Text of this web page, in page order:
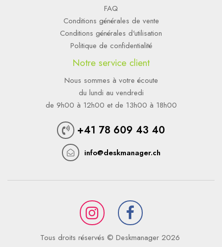
FAQ
Conditions générales de vente
Conditions générales d'utilisation
Politique de confidentialité
Notre service client
Nous sommes à votre écoute
du lundi au vendredi
de 9h00 à 12h00 et de 13h00 à 18h00
+41 78 609 43 40
info@deskmanager.ch
Tous droits réservés © Deskmanager 2026